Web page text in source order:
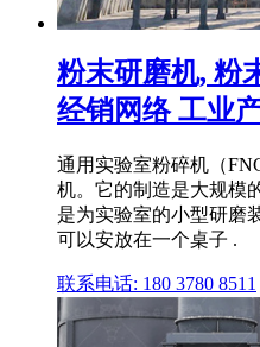
粉末研磨机, 粉
经销网络 工业
通用实验室粉碎机（
机。它的制造是大规模
是为实验室的小型研磨
可以安放在一个桌子 .
联系电话: 180 3780 8511